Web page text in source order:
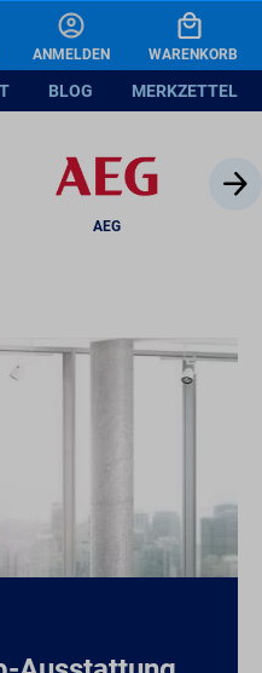
ANMELDEN WARENKORB
BLOG MERKZETTEL
AEG
legen